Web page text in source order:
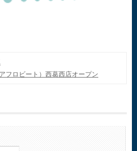
フロビート）西葛西店オープン